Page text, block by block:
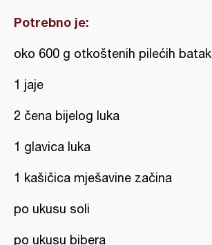
Potrebno je:
oko 600 g otkoštenih pilećih
1 jaje
2 čena bijelog luka
1 glavica luka
1 kašičica mješavine začina
po ukusu soli
po ukusu bibera